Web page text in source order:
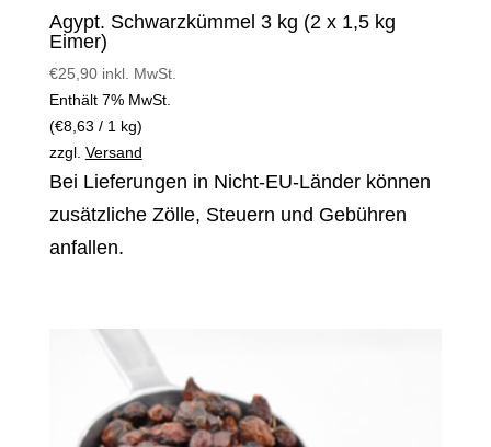
Agypt. Schwarzkümmel 3 kg (2 x 1,5 kg
Eimer)
€25,90 inkl. MwSt.
Enthält 7% MwSt.
(€8,63 / 1 kg)
zzgl. Versand
Bei Lieferungen in Nicht-EU-Länder können
zusätzliche Zölle, Steuern und Gebühren
anfallen.